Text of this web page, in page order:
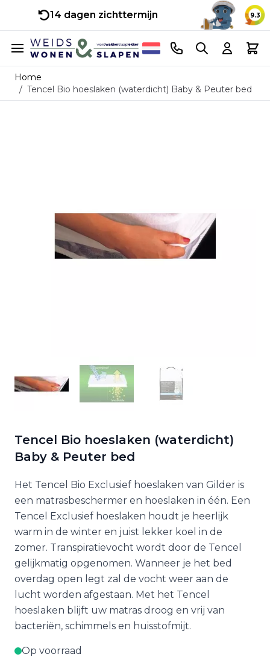
14 dagen zichttermijn 9.3
Ga naar de inhoud
Telefoonnummer
Search Cart
Home
/ Tencel Bio hoeslaken (waterdicht) Baby & Peuter bed
Tencel Bio hoeslaken (waterdicht)
Baby & Peuter bed
Het Tencel Bio Exclusief hoeslaken van Gilder is
een matrasbeschermer en hoeslaken in één. Een
Tencel Exclusief hoeslaken houdt je heerlijk
warm in de winter en juist lekker koel in de
zomer. Transpiratievocht wordt door de Tencel
gelijkmatig opgenomen. Wanneer je het bed
overdag open legt zal de vocht weer aan de
lucht worden afgestaan. Met het Tencel
hoeslaken blijft uw matras droog en vrij van
bacteriën, schimmels en huisstofmijt.
Op voorraad